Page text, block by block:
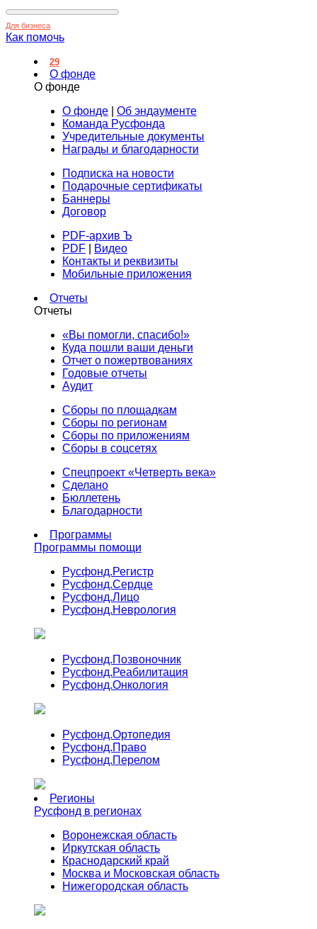
Для бизнеса
Как помочь
29
О фонде
О фонде
О фонде
Об эндаументе
Команда Русфонда
Учредительные документы
Награды и благодарности
Подписка на новости
Подарочные сертификаты
Баннеры
Договор
PDF-архив Ъ
PDF
Видео
Контакты и реквизиты
Мобильные приложения
Отчеты
Отчеты
«Вы помогли, спасибо!»
Куда пошли ваши деньги
Отчет о пожертвованиях
Годовые отчеты
Аудит
Сборы по площадкам
Сборы по регионам
Сборы по приложениям
Сборы в соцсетях
Спецпроект «Четверть века»
Сделано
Бюллетень
Благодарности
Программы
Программы помощи
Русфонд.Регистр
Русфонд.Сердце
Русфонд.Лицо
Русфонд.Неврология
Русфонд.Позвоночник
Русфонд.Реабилитация
Русфонд.Онкология
Русфонд.Ортопедия
Русфонд.Право
Русфонд.Перелом
Регионы
Русфонд в регионах
Воронежская область
Иркутская область
Краснодарский край
Москва и Московская область
Нижегородская область